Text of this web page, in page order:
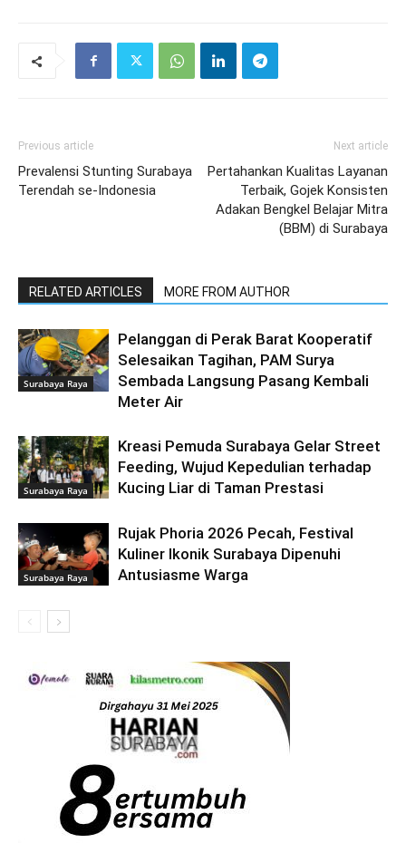
Previous article
Prevalensi Stunting Surabaya
Terendah se-Indonesia
Next article
Pertahankan Kualitas Layanan
Terbaik, Gojek Konsisten
Adakan Bengkel Belajar Mitra
(BBM) di Surabaya
RELATED ARTICLES MORE FROM AUTHOR
Surabaya Raya
Pelanggan di Perak Barat Kooperatif
Selesaikan Tagihan, PAM Surya
Sembada Langsung Pasang Kembali
Meter Air
Surabaya Raya
Kreasi Pemuda Surabaya Gelar Street
Feeding, Wujud Kepedulian terhadap
Kucing Liar di Taman Prestasi
Surabaya Raya
Rujak Phoria 2026 Pecah, Festival
Kuliner Ikonik Surabaya Dipenuhi
Antusiasme Warga